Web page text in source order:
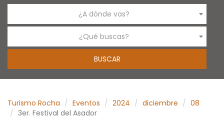
¿A dónde vas?
¿Qué buscas?
Turismo Rocha Eventos 2024 diciembre
08
3er. Festival del Asador